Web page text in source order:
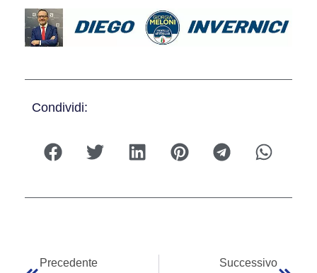
Condividi:
Precedente Successivo